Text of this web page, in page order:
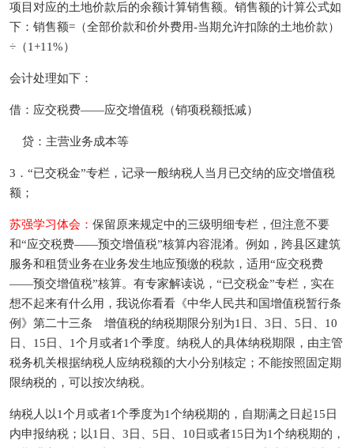
项目对应的土地价款后的余额计算销售额。销售额的计算公式如
下：销售额=（全部价款和价外费用-当期允许扣除的土地价款）
÷（1+11%）
会计处理如下：
借：应交税费——应交增值税（销项税额抵减）
贷：主营业务成本等
3．“已交税金”专栏，记录一般纳税人当月已交纳的应交增值税
额；
苏强学习体会： 保留原来规定中的三级明细专栏，但注意不要
和“应交税费——预交增值税”核算内容混淆。例如，跨县区建筑
服务和租赁业务在业务发生地应预缴的税款，适用“应交税费
——预交增值税”核算。有专家解读说，“已交税金”专栏，实在
想不起来有什么用，我说你看看《中华人民共和国增值税暂行条
例》第二十三条 增值税的纳税期限分别为1日、3日、5日、10
日、15日、1个月或者1个季度。纳税人的具体纳税期限，由主管
税务机关根据纳税人应纳税额的大小分别核定；不能按照固定期
限纳税的，可以按次纳税。
纳税人以1个月或者1个季度为1个纳税期的，自期满之日起15日
内申报纳税；以1日、3日、5日、10日或者15日为1个纳税期的，